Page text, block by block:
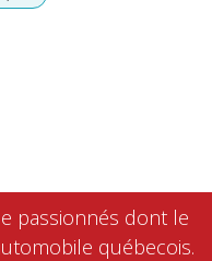
passionnés dont le
québecois.